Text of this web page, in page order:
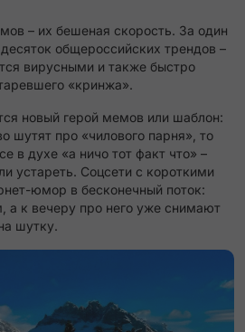
– их бешеная скорость. За один
общероссийских трендов –
вирусными и также быстро
«кринжа».
новый герой мемов или шаблон:
шутят про «чилового парня», то
в духе «а ничо тот факт что» –
устареть. Соцсети с короткими
юмор в бесконечный поток:
а к вечеру про него уже снимают
шутку.